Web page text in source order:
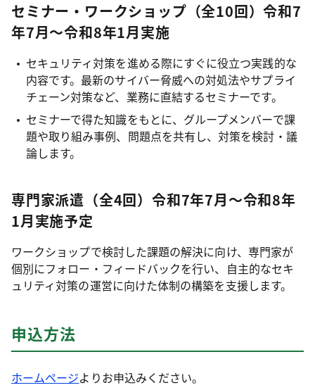
セミナー・ワークショップ（全10回）令和7
年7月～令和8年1月実施
セキュリティ対策を進める際にすぐに役立つ実践的な
内容です。最新のサイバー脅威への対処法やサプライ
チェーン対策など、業務に直結するセミナーです。
セミナーで得た知識をもとに、グループメンバーで課
題や取り組み事例、問題点を共有し、対策を検討・議
論します。
専門家派遣（全4回）令和7年7月～令和8年
1月実施予定
ワークショップで検討した課題の解決に向け、専門家が
個別にフォロー・フィードバックを行い、自主的なセキ
ュリティ対策の運営に向けた体制の構築を支援します。
申込方法
ホームページよりお申込みください。